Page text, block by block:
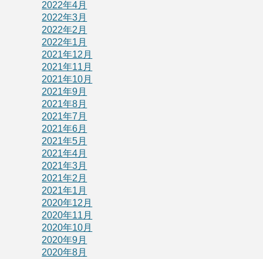
2022年4月
2022年3月
2022年2月
2022年1月
2021年12月
2021年11月
2021年10月
2021年9月
2021年8月
2021年7月
2021年6月
2021年5月
2021年4月
2021年3月
2021年2月
2021年1月
2020年12月
2020年11月
2020年10月
2020年9月
2020年8月